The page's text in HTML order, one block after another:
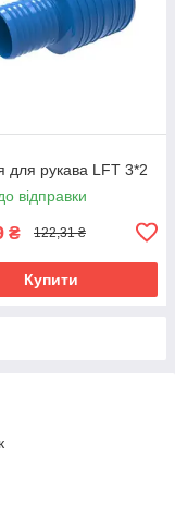
для рукава LFT 3*2
відправки
₴ 122,31 ₴
Купити